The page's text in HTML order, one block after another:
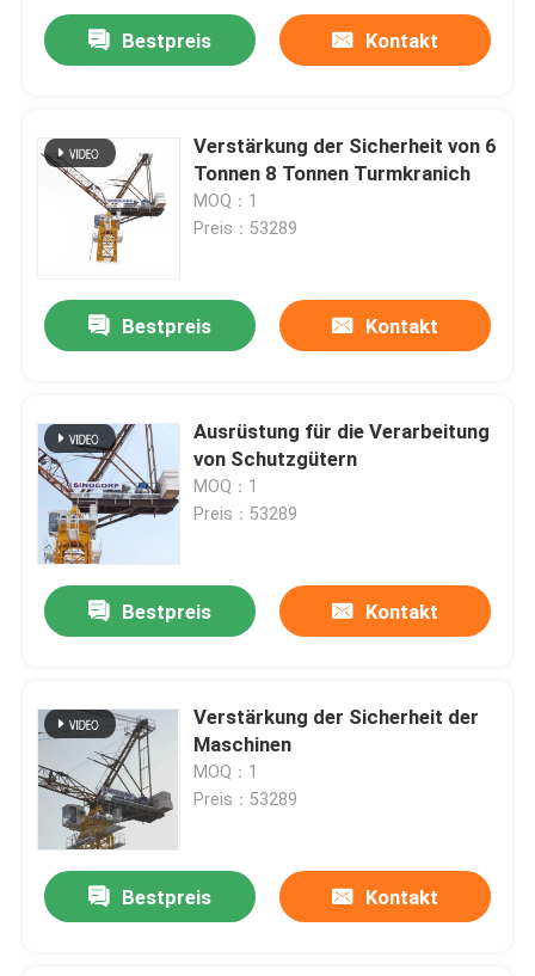
Bestpreis Kontakt
Verstärkung der Sicherheit von 6
Tonnen 8 Tonnen Turmkranich
MOQ：1
Preis：53289
Bestpreis Kontakt
Ausrüstung für die Verarbeitung
von Schutzgütern
MOQ：1
Preis：53289
Bestpreis Kontakt
Verstärkung der Sicherheit der
Maschinen
MOQ：1
Preis：53289
Bestpreis Kontakt